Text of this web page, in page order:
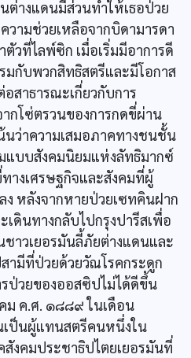
ต่างแดนมีส่วนทำให้เธอป่วย
ามช่วยเหลือจากบิดามารดา
วที่ไลพ์ซิก เมื่อเริ่มมีอาการดี
มกับพวกสิทธิสตรีและมีโอกาส
สาธารณะเกี่ยวกับการ
กโซ่ตรวนของการกดขี่ผ่าน
นว่าความเสมอภาคทางชนชั้น
แบบสังคมนิยมแห่งลัทธิมากซ์
างเศรษฐกิจและสังคมที่ผู้
หลังจากหายป่วยเซทคินฝาก
เดินทางกลับไปกรุงปารีสเพื่อ
าวเยอรมันลี้ภัยต่างแดนและ
มีที่ป่วยด้วยวัณโรคกระดูก
ป่วยของออสซิปไม่ได้ดีขึ้น
ม ค.ศ. ๑๘๘๙ ในเดือน
เป็นผู้แทนสตรีคนหนึ่งใน
งคมประชาธิปไตยเยอรมันที่